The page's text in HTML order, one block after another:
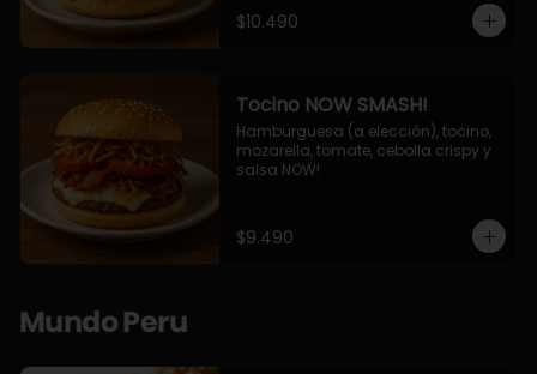
NOW!
$10.490
Tocino NOW SMASH!
Hamburguesa (a elección), tocino,
mozarella, tomate, cebolla crispy y
salsa NOW!
$9.490
Mundo Peru